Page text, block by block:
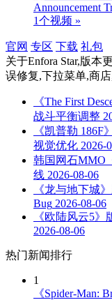
Announcement
1个视频 »
官网 专区 下载 礼包
关于Enfora Star,版本
误修复,下拉菜单,商
《The First
战斗平衡调整
《凯普勒
视觉优化 2026-
韩国网石MMO
线 2026-08-06
《龙与地下城
Bug 2026-08-06
《欧陆风云5
2026-08-06
热门新闻排行
1
《Spider-Man: